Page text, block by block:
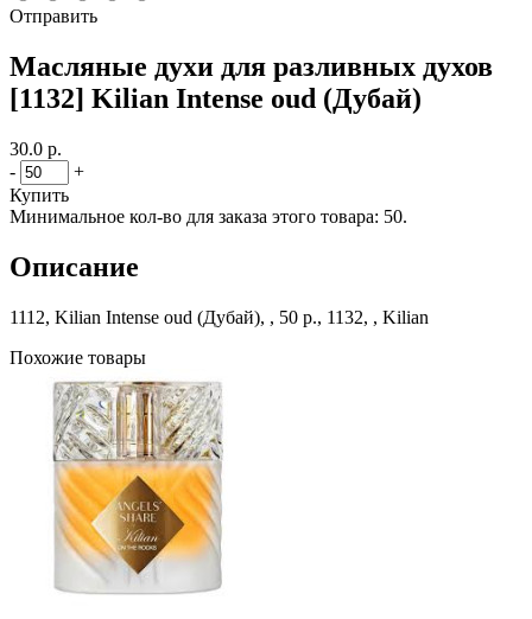
Отправить
Масляные духи для разливных духов
[1132] Kilian Intense oud (Дубай)
30.0 р.
-
+
Купить
Минимальное кол-во для заказа этого товара: 50.
Описание
1112, Kilian Intense oud (Дубай), , 50 р., 1132, , Kilian
Похожие товары